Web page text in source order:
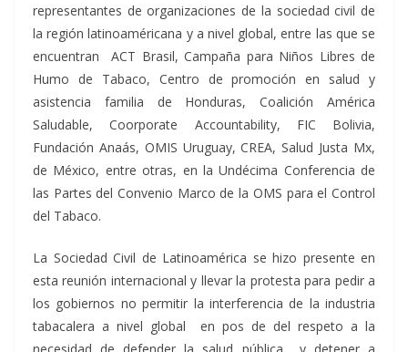
representantes de organizaciones de la sociedad civil de
la región latinoaméricana y a nivel global, entre las que se
encuentran ACT Brasil, Campaña para Niños Libres de
Humo de Tabaco, Centro de promoción en salud y
asistencia familia de Honduras, Coalición América
Saludable, Coorporate Accountability, FIC Bolivia,
Fundación Anaás, OMIS Uruguay, CREA, Salud Justa Mx,
de México, entre otras, en la Undécima Conferencia de
las Partes del Convenio Marco de la OMS para el Control
del Tabaco.
La Sociedad Civil de Latinoamérica se hizo presente en
esta reunión internacional y llevar la protesta para pedir a
los gobiernos no permitir la interferencia de la industria
tabacalera a nivel global en pos de del respeto a la
necesidad de defender la salud pública y detener a